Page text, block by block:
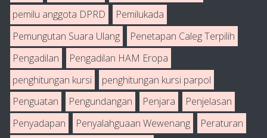
pemilu anggota DPRD
Pemilukada
Pemungutan Suara Ulang
Penetapan Caleg Terpilih
Pengadilan
Pengadilan HAM Eropa
penghitungan kursi
penghitungan kursi parpol
Penguatan
Pengundangan Penjara
Penjelasan
Penyadapan
Penyalahguaan Wewenang
Peraturan